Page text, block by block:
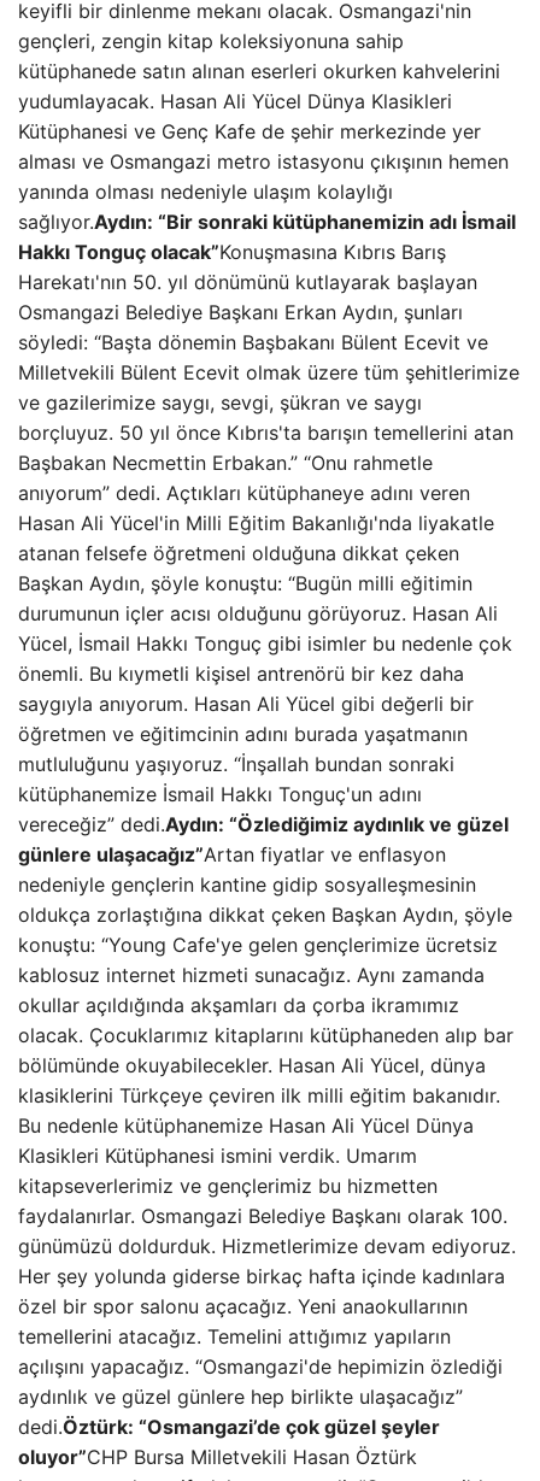
keyifli bir dinlenme mekanı olacak. Osmangazi'nin
gençleri, zengin kitap koleksiyonuna sahip
kütüphanede satın alınan eserleri okurken kahvelerini
yudumlayacak. Hasan Ali Yücel Dünya Klasikleri
Kütüphanesi ve Genç Kafe de şehir merkezinde yer
alması ve Osmangazi metro istasyonu çıkışının hemen
yanında olması nedeniyle ulaşım kolaylığı
sağlıyor.Aydın: “Bir sonraki kütüphanemizin adı İsmail
Hakkı Tonguç olacak”Konuşmasına Kıbrıs Barış
Harekatı'nın 50. yıl dönümünü kutlayarak başlayan
Osmangazi Belediye Başkanı Erkan Aydın, şunları
söyledi: “Başta dönemin Başbakanı Bülent Ecevit ve
Milletvekili Bülent Ecevit olmak üzere tüm şehitlerimize
ve gazilerimize saygı, sevgi, şükran ve saygı
borçluyuz. 50 yıl önce Kıbrıs'ta barışın temellerini atan
Başbakan Necmettin Erbakan.” “Onu rahmetle
anıyorum” dedi. Açtıkları kütüphaneye adını veren
Hasan Ali Yücel'in Milli Eğitim Bakanlığı'nda liyakatle
atanan felsefe öğretmeni olduğuna dikkat çeken
Başkan Aydın, şöyle konuştu: “Bugün milli eğitimin
durumunun içler acısı olduğunu görüyoruz. Hasan Ali
Yücel, İsmail Hakkı Tonguç gibi isimler bu nedenle çok
önemli. Bu kıymetli kişisel antrenörü bir kez daha
saygıyla anıyorum. Hasan Ali Yücel gibi değerli bir
öğretmen ve eğitimcinin adını burada yaşatmanın
mutluluğunu yaşıyoruz. “İnşallah bundan sonraki
kütüphanemize İsmail Hakkı Tonguç'un adını
vereceğiz” dedi.Aydın: “Özlediğimiz aydınlık ve güzel
günlere ulaşacağız”Artan fiyatlar ve enflasyon
nedeniyle gençlerin kantine gidip sosyalleşmesinin
oldukça zorlaştığına dikkat çeken Başkan Aydın, şöyle
konuştu: “Young Cafe'ye gelen gençlerimize ücretsiz
kablosuz internet hizmeti sunacağız. Aynı zamanda
okullar açıldığında akşamları da çorba ikramımız
olacak. Çocuklarımız kitaplarını kütüphaneden alıp bar
bölümünde okuyabilecekler. Hasan Ali Yücel, dünya
klasiklerini Türkçeye çeviren ilk milli eğitim bakanıdır.
Bu nedenle kütüphanemize Hasan Ali Yücel Dünya
Klasikleri Kütüphanesi ismini verdik. Umarım
kitapseverlerimiz ve gençlerimiz bu hizmetten
faydalanırlar. Osmangazi Belediye Başkanı olarak 100.
günümüzü doldurduk. Hizmetlerimize devam ediyoruz.
Her şey yolunda giderse birkaç hafta içinde kadınlara
özel bir spor salonu açacağız. Yeni anaokullarının
temellerini atacağız. Temelini attığımız yapıların
açılışını yapacağız. “Osmangazi'de hepimizin özlediği
aydınlık ve güzel günlere hep birlikte ulaşacağız”
dedi.Öztürk: “Osmangazi’de çok güzel şeyler
oluyor”CHP Bursa Milletvekili Hasan Öztürk